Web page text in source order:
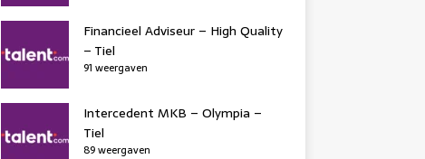
Financieel Adviseur – High Quality
– Tiel
91 weergaven
Intercedent MKB – Olympia –
Tiel
89 weergaven